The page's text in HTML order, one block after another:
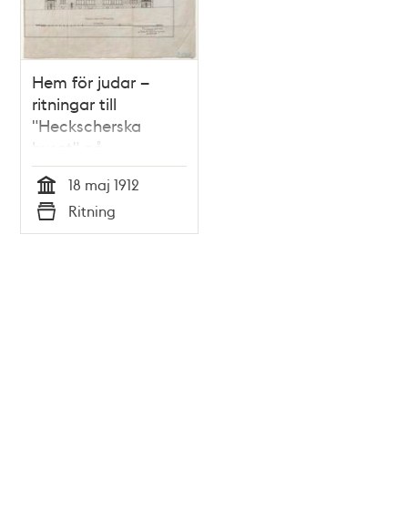
Hem för judar –
ritningar till
"Heckscherska
huset" på
Klippgatan från 1912
Tid
18 maj 1912
Typ
Ritning